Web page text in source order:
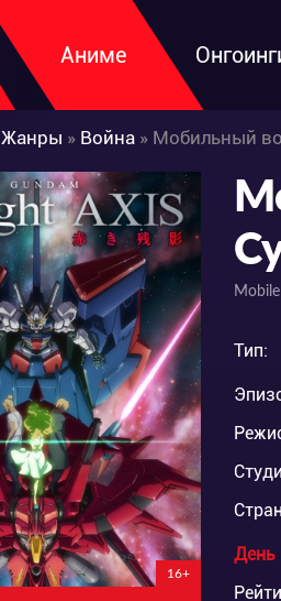
Аниме
Жанры » Война » Мобильный
16+
Тип:
День